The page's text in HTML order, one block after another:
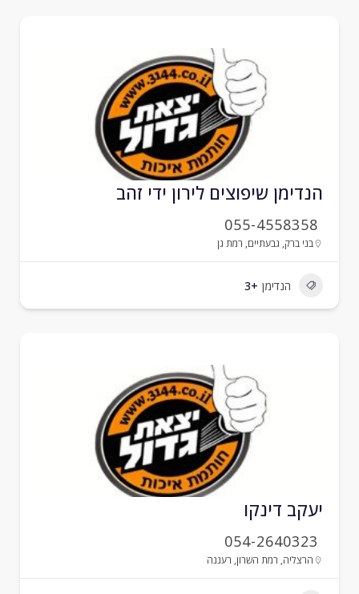
שיפוצים לירון ידי זהב
055-4558358
,גבעתיים, רמת גן
הנדימן
דינקו
054-2640323
,רמת השרון,רעננה